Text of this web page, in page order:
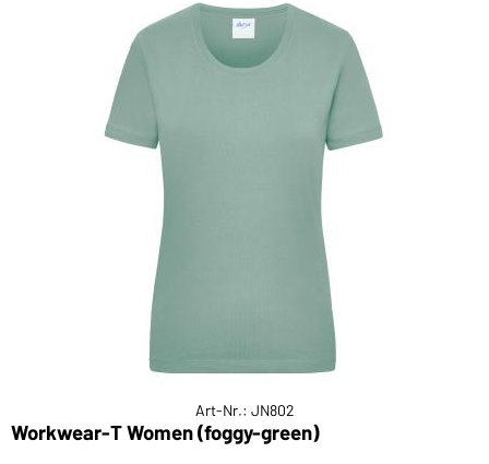
Art-Nr.: JN802
Workwear-T Women (foggy-green)